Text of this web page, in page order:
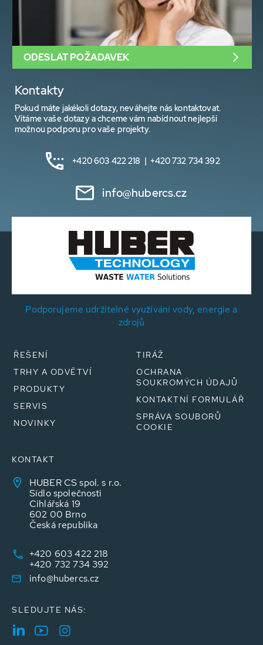
Kontakty
Pokud máte jakékoli dotazy, neváhejte nás kontaktovat.
Vítáme vaše dotazy a chceme vám nabídnout nejlepší
možnou podporu pro vaše projekty.
+420 603 422 218 | +420 732 734 392
info@hubercs.cz
ODESLAT POŽADAVEK
Podporujeme udržitelné využívání vody, energie a
zdrojů
ŘEŠENÍ
TRHY A ODVĚTVÍ
PRODUKTY
SERVIS
NOVINKY
TIRÁŽ
OCHRANA
SOUKROMÝCH ÚDAJŮ
KONTAKTNÍ FORMULÁŘ
SPRÁVA SOUBORŮ
COOKIE
KONTAKT
HUBER CS spol. s r.o.
Sídlo společnosti
Cihlářská 19
602 00 Brno
Česká republika
+420 603 422 218
+420 732 734 392
info@hubercs.cz
SLEDUJTE NÁS: